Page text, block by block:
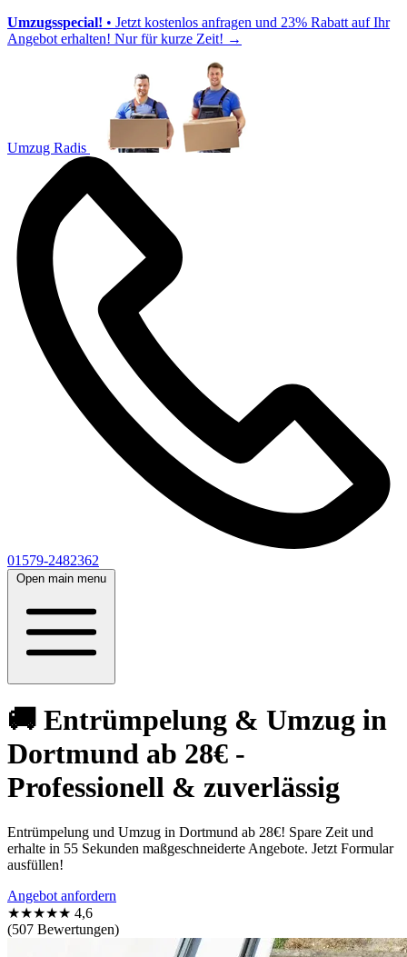
Umzugsspecial! • Jetzt kostenlos anfragen und 23% Rabatt auf Ihr
Angebot erhalten! Nur für kurze Zeit! →
Umzug Radis
01579-2482362
Open main menu
🚚 Entrümpelung & Umzug in
Dortmund ab 28€ -
Professionell & zuverlässig
Entrümpelung und Umzug in Dortmund ab 28€! Spare Zeit und
erhalte in 55 Sekunden maßgeschneiderte Angebote. Jetzt Formular
ausfüllen!
Angebot anfordern
★★★★★ 4,6
(507 Bewertungen)